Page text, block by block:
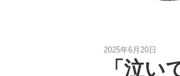
2025年6月20日
「泣